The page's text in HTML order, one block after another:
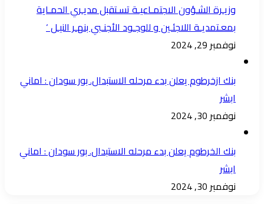
وزيـرة الشـؤون الاجتمـاعيـة تسـتقبل مديـري الحمـاية
بمعـتمديـة اللاجئـين و للوجـود الأجنـبي بنهـر النيـل ‘
نوفمبر 29, 2024
بنك ازخرطوم يعلن بدء مرحله الاستبدال. بور سودان : اماني
ابشر
نوفمبر 30, 2024
بنك الخرطوم يعلن بدء مرحله الاستبدال. بور سودان : اماني
ابشر
نوفمبر 30, 2024